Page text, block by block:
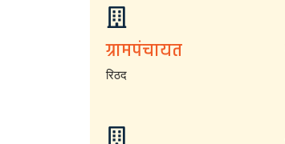
ग्रामपंचायत
रिठद